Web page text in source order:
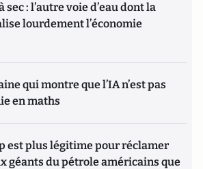
sec : l’autre voie d’eau dont la
lourdement l’économie
qui montre que l’IA n’est pas
en maths
est plus légitime pour réclamer
géants du pétrole américains que